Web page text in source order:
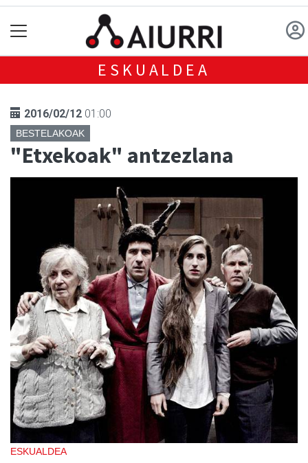
ESKUALDEA
2016/02/12 01:00
BESTELAKOAK
"Etxekoak" antzezlana
ESKUALDEA